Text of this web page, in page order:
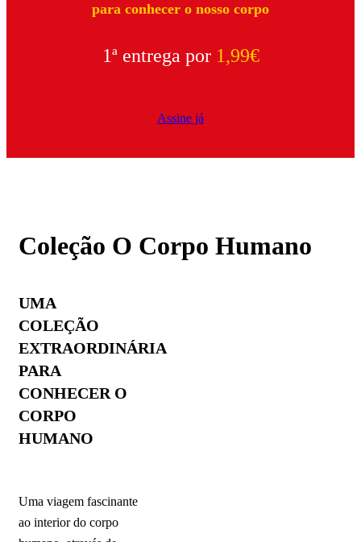
para conhecer o nosso corpo
1ª entrega por 1,99€
Assine já
Coleção O Corpo Humano
UMA
COLEÇÃO
EXTRAORDINÁRIA
PARA
CONHECER O
CORPO
HUMANO
Uma viagem fascinante
ao interior do corpo